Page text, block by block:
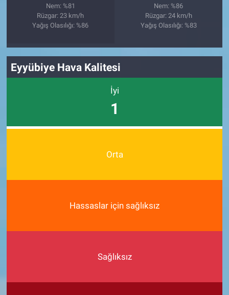
Nem: %81
Rüzgar: 23 km/h
Yağış Olasılığı: %86
Nem: %86
Rüzgar: 24 km/h
Yağış Olasılığı: %83
Eyyübiye Hava Kalitesi
İyi
1
Orta
Hassaslar için sağlıksız
Sağlıksız